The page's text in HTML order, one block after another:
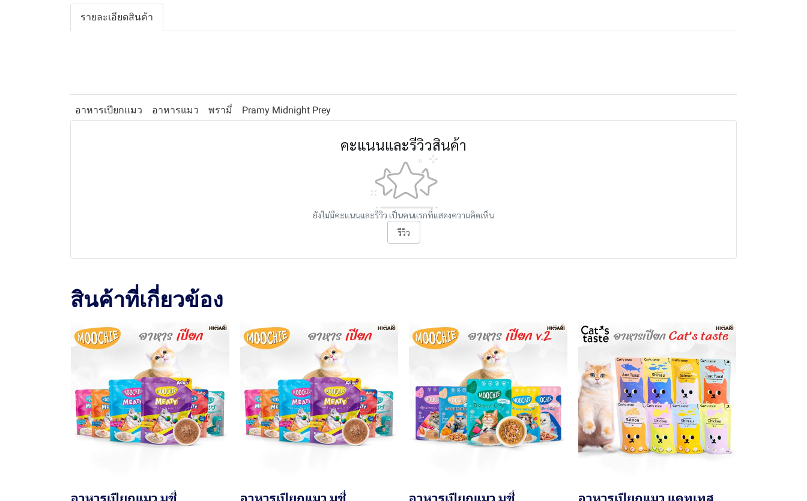
รายละเอียดสินค้า
อาหารเปียกแมว อาหารแมว พรามี่ Pramy Midnight Prey
คะแนนและรีวิวสินค้า
ยังไม่มีคะแนนและรีวิว เป็นคนแรกที่แสดงความคิดเห็น
รีวิว
สินค้าที่เกี่ยวข้อง